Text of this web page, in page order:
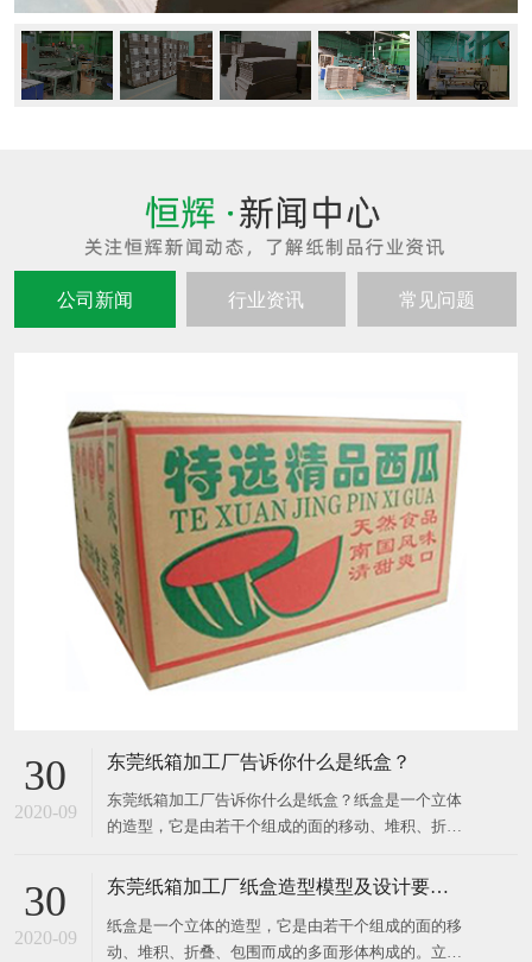
公司新闻 行业资讯 常见问题
30
2020-09
东莞纸箱加工厂告诉你什么是纸盒？
东莞纸箱加工厂告诉你什么是纸盒？纸盒是一个立体
的造型，它是由若干个组成的面的移动、堆积、折
空间中起分割空间的作用，对不同部位的面加以切
纸盒展示面的构成关系要注意展示面、侧面、顶部
30
2020-09
东莞纸箱加工厂纸盒造型模型及设计要求？
纸盒是一个立体的造型，它是由若干个组成的面的移
动、堆积、折叠、包围而成的多面形体构成的。立体